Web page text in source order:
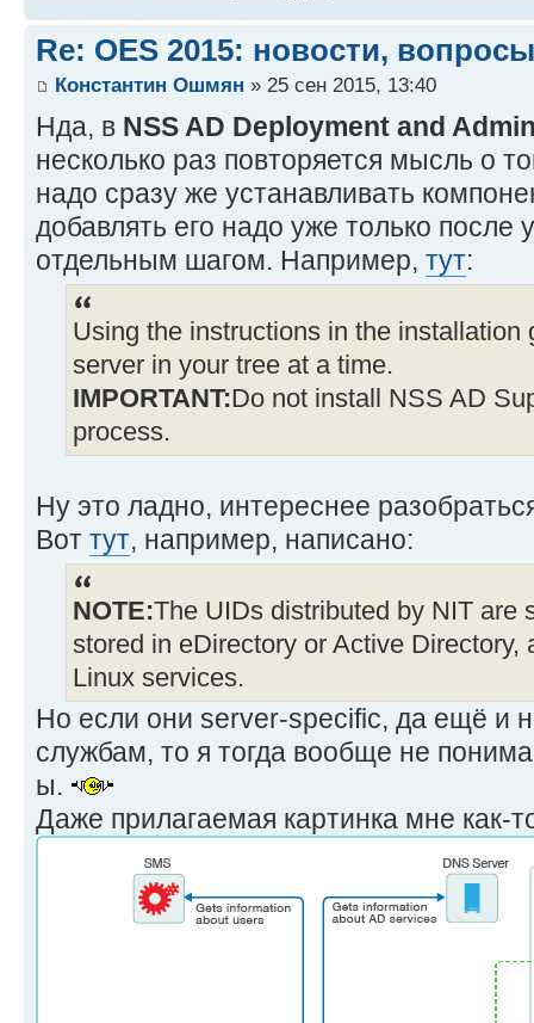
Re: OES 2015: новости,
Константин Ошмян » 25 сен 2015, 13:40
Нда, в NSS AD Deployment and
несколько раз повторяется мысль о
надо сразу же устанавливать
добавлять его надо уже только после
отдельным шагом. Например, тут:
Using the instructions in the installation
server in your tree at a time.
IMPORTANT:Do not install NSS AD
process.
Ну это ладно, интереснее
Вот тут, например, написано:
NOTE:The UIDs distributed by NIT are
stored in eDirectory or Active Directory,
Linux services.
Но если они server-specific, да ещё и
службам, то я тогда вообще не
ы.
Даже прилагаемая картинка мне как-